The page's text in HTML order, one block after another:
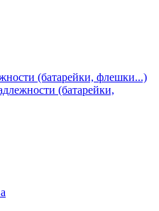
(батарейки, флешки...)
(батарейки,